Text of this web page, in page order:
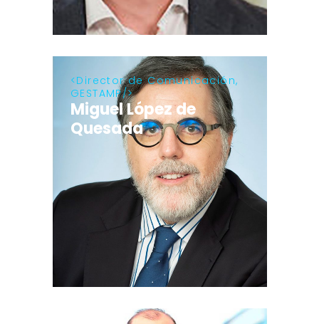
Director de Comunicación,
GESTAMP
Miguel López de
Quesada